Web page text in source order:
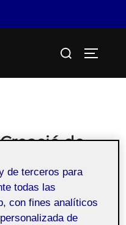
Buscar:
de
de terceros para
todas las
con fines analíticos
de